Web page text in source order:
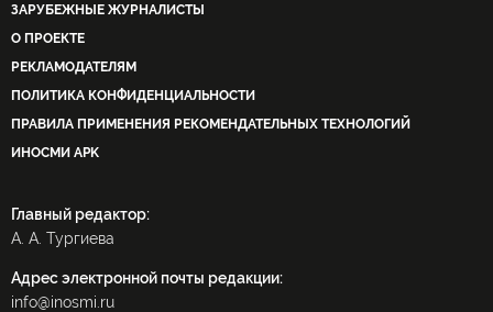
ЗАРУБЕЖНЫЕ ЖУРНАЛИСТЫ
О ПРОЕКТЕ
РЕКЛАМОДАТЕЛЯМ
ПОЛИТИКА КОНФИДЕНЦИАЛЬНОСТИ
ПРАВИЛА ПРИМЕНЕНИЯ РЕКОМЕНДАТЕЛЬНЫХ ТЕХНОЛОГИЙ
ИНОСМИ APK
Главный редактор:
А. А. Тургиева
Адрес электронной почты редакции:
info@inosmi.ru